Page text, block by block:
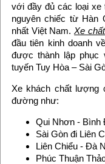
với đầy đủ các loại xe
nguyên chiếc từ Hàn
nhất Việt Nam.Xe
đầu tiên kinh doanh
được thành lập phục
tuyến Tuy Hòa – Sài
Xe khách chất lượng
đường như:
Qui Nhơn -
Sài Gòn đi
Liên Chiểu -
Phúc Thuận